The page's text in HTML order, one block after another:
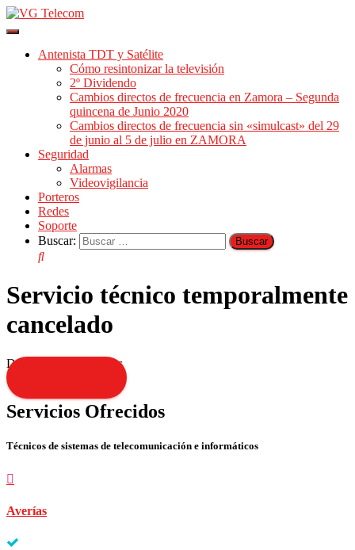
Cambiar
navegación
Antenista TDT y Satélite
Cómo resintonizar la televisión
2º Dividendo
Cambios directos de frecuencia en Zamora – Segunda
quincena de Junio 2020
Cambios directos de frecuencia sin «simulcast» del 29
de junio al 5 de julio en ZAMORA
Seguridad
Alarmas
Videovigilancia
Porteros
Redes
Soporte
Buscar:
Servicio técnico temporalmente
cancelado
Disculpen las molestias
Servicios Ofrecidos
Técnicos de sistemas de telecomunicación e informáticos
Averías